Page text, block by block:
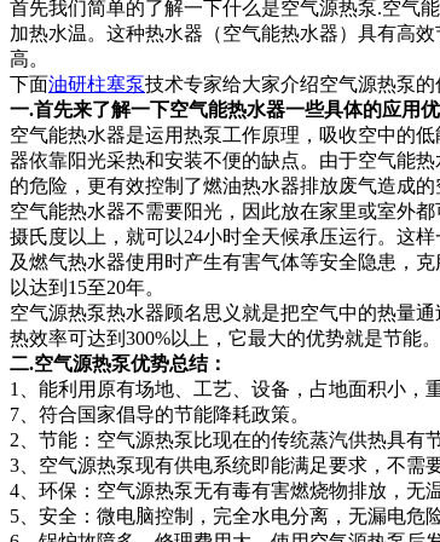
首先我们简单的了解一下什么是空气源热泵.空气
加热水温。这种热水器（空气能热水器）具有高
高。
下面油研柱塞泵技术专家给大家介绍空气源热泵的
一.首先来了解一下空气能热水器一些具体的应用优
空气能热水器是运用热泵工作原理，吸收空中的
器依靠阳光采热和安装不便的缺点。由于空气能
的危险，更有效控制了燃油热水器排放废气造成的
空气能热水器不需要阳光，因此放在家里或室外
摄氏度以上，就可以24小时全天候承压运行。这
及燃气热水器使用时产生有害气体等安全隐患，
以达到15至20年。
空气源热泵热水器顾名思义就是把空气中的热量
热效率可达到300%以上，它最大的优势就是节能。
二.空气源热泵优势总结：
1、能利用原有场地、工艺、设备，占地面积小，
7、符合国家倡导的节能降耗政策。
2、节能：空气源热泵比现在的传统蒸汽供热具有
3、空气源热泵现有供电系统即能满足要求，不需
4、环保：空气源热泵无有毒有害燃烧物排放，无
5、安全：微电脑控制，完全水电分离，无漏电危